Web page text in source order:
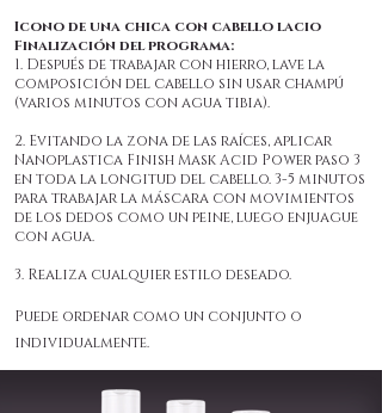
Icono de una chica con cabello lacio
Finalización del programa:
1. Después de trabajar con hierro, lave la
composición del cabello sin usar champú
(varios minutos con agua tibia).
2. Evitando la zona de las raíces, aplicar
Nanoplastica Finish Mask Acid Power paso 3
en toda la longitud del cabello. 3-5 minutos
para trabajar la máscara con movimientos
de los dedos como un peine, luego enjuague
con agua.
3. Realiza cualquier estilo deseado.
Puede ordenar como un conjunto o
individualmente.